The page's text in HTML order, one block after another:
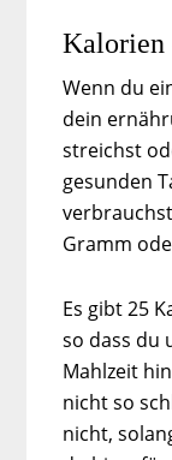
Kalorien
Wenn du
dein
streichst
gesunden
Gramm
Es gibt 25
so dass du
Mahlzeit
nicht so
nicht,